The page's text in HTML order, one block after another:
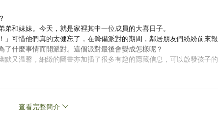
和妹妹。今天，就是家裡其中一位成員的大喜日子。
」可惜他們真的太健忘了，在籌備派對的期間，鄰居朋友們紛紛前來報
了什麼事情而開派對。這個派對最後會變成怎樣呢？
又温馨，細緻的圖畫亦加插了很多有趣的隱藏信息，可以啟發孩子的
查看完整簡介